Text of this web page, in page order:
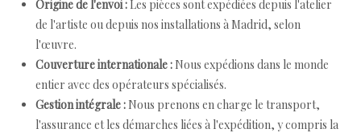
Origine de l'envoi : Les pièces sont expédiées depuis l'atelier
de l'artiste ou depuis nos installations à Madrid, selon
l'œuvre.
Couverture internationale : Nous expédions dans le monde
entier avec des opérateurs spécialisés.
Gestion intégrale : Nous prenons en charge le transport,
l'assurance et les démarches liées à l'expédition, y compris la